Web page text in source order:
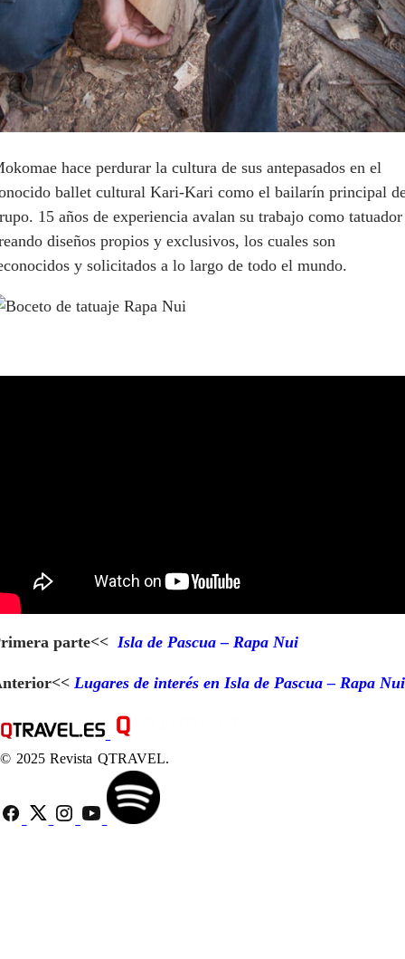
hace perdurar la cultura de sus antepasados en el
ballet cultural Kari-Kari como el bailarín principal
15 años de experiencia avalan su trabajo como tatuador
diseños propios y exclusivos, los cuales son
y solicitados a lo largo de todo el mundo.
parte<< Isla de Pascua – Rapa Nui
Lugares de interés en Isla de Pascua – Rapa Nui
© 2025 Revista QTRAVEL.